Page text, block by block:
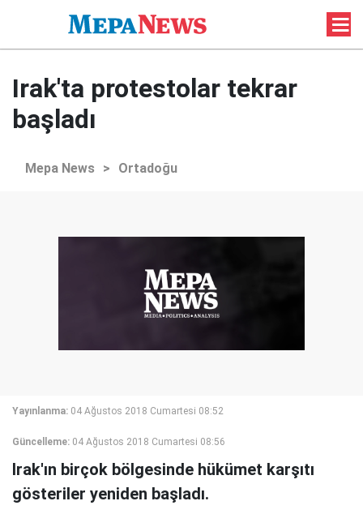
Irak'ta protestolar tekrar
başladı
Mepa News > Ortadoğu
Yayınlanma: 04 Ağustos 2018 Cumartesi 08:52
Güncelleme: 04 Ağustos 2018 Cumartesi 08:56
Irak'ın birçok bölgesinde hükümet karşıtı
gösteriler yeniden başladı.